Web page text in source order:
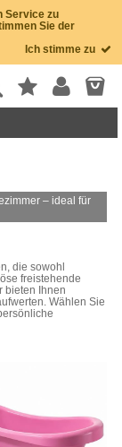
Service zu
Sie der
Ich stimme zu
– ideal für
die sowohl
freistehende
bieten Ihnen
Wählen Sie